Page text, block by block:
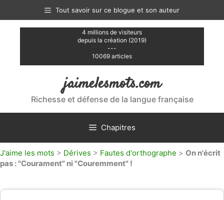
contenu
Tout savoir sur ce blogue et son auteur
4 millions de visiteurs
depuis la création (2019)
---
10069 articles
jaimelesmots.com
Richesse et défense de la langue française
Chapitres
J'aime les mots > Dérives > Fautes d'orthographe > On n'écrit
pas : "Courament" ni "Couremment" !